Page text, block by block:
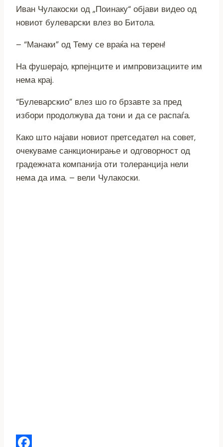
e
r
r
a
s
A
y
L
k
a
i
h
a
Иван Чулакоски од „Поинаку“ објави видео од
новиот булеварски влез во Битола.
– “Манаки” од Тему се враќа на терен!
На фушерајо, крпејнците и импровизациите им
нема крај.
“Булеварскио” влез шо го брзавте за пред
избори продолжува да тони и да се распаѓа.
Како што најави новиот претседател на совет,
очекуваме санкционирање и одговорност од
градежната компанија оти толеранција нели
нема да има. – вели Чулакоски.